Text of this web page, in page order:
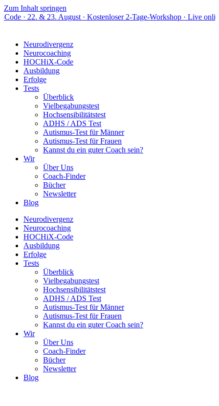
Zum Inhalt springen
August · Kostenloser 2-Tage-Workshop · Live online
Neurodivergenz
Neurocoaching
HOCHiX-Code
Ausbildung
Erfolge
Tests
Überblick
Vielbegabungstest
Hochsensibilitätstest
ADHS / ADS Test
Autismus-Test für Männer
Autismus-Test für Frauen
Kannst du ein guter Coach sein?
Wir
Über Uns
Coach-Finder
Bücher
Newsletter
Blog
Neurodivergenz
Neurocoaching
HOCHiX-Code
Ausbildung
Erfolge
Tests
Überblick
Vielbegabungstest
Hochsensibilitätstest
ADHS / ADS Test
Autismus-Test für Männer
Autismus-Test für Frauen
Kannst du ein guter Coach sein?
Wir
Über Uns
Coach-Finder
Bücher
Newsletter
Blog